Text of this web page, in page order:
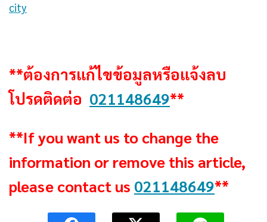
city
**ต้องการแก้ไขข้อมูลหรือแจ้งลบ
โปรดติดต่อ 021148649**
**If you want us to change the
information or remove this article,
please contact us 021148649**